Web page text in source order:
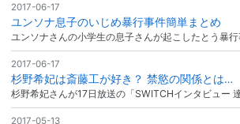
2017-06-17
ユンソナ息子のいじめ暴行事件簡単まとめ
ユンソナさんの小学生の息子さんが起こしたとう暴
2017-06-17
杉野希妃は斎藤工が好き？ 禁慾の関係とは…
杉野希妃さんが17日放送の「SWITCHインタビュー
2017-05-13